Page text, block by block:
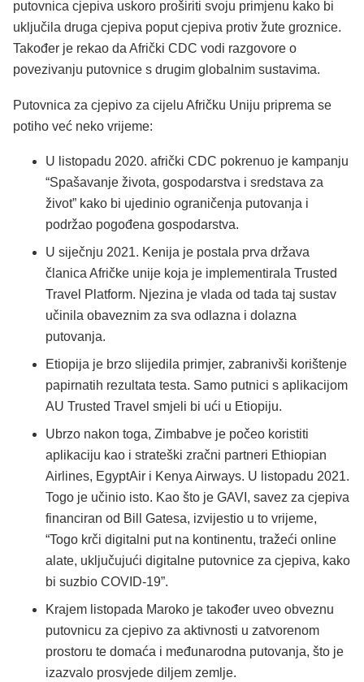
putovnica cjepiva uskoro proširiti svoju primjenu kako bi
uključila druga cjepiva poput cjepiva protiv žute groznice.
Također je rekao da Afrički CDC vodi razgovore o
povezivanju putovnice s drugim globalnim sustavima.
Putovnica za cjepivo za cijelu Afričku Uniju priprema se
potiho već neko vrijeme:
U listopadu 2020. afrički CDC pokrenuo je kampanju
“Spašavanje života, gospodarstva i sredstava za
život” kako bi ujedinio ograničenja putovanja i
podržao pogođena gospodarstva.
U siječnju 2021. Kenija je postala prva država
članica Afričke unije koja je implementirala Trusted
Travel Platform. Njezina je vlada od tada taj sustav
učinila obaveznim za sva odlazna i dolazna
putovanja.
Etiopija je brzo slijedila primjer, zabranivši korištenje
papirnatih rezultata testa. Samo putnici s aplikacijom
AU Trusted Travel smjeli bi ući u Etiopiju.
Ubrzo nakon toga, Zimbabve je počeo koristiti
aplikaciju kao i strateški zračni partneri Ethiopian
Airlines, EgyptAir i Kenya Airways. U listopadu 2021.
Togo je učinio isto. Kao što je GAVI, savez za cjepiva
financiran od Bill Gatesa, izvijestio u to vrijeme,
“Togo krči digitalni put na kontinentu, tražeći online
alate, uključujući digitalne putovnice za cjepiva, kako
bi suzbio COVID-19”.
Krajem listopada Maroko je također uveo obveznu
putovnicu za cjepivo za aktivnosti u zatvorenom
prostoru te domaća i međunarodna putovanja, što je
izazvalo prosvjede diljem zemlje.